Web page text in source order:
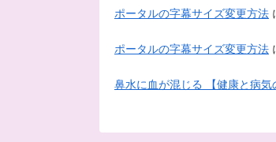
ポータルの字幕サイズ変更方法
ポータルの字幕サイズ変更方法
鼻水に血が混じる 【健康と病気